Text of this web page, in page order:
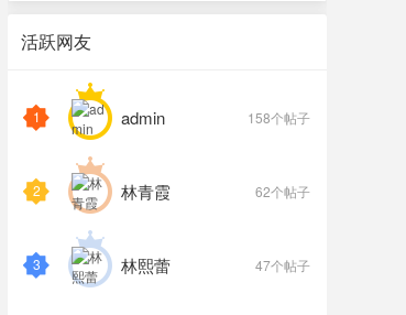
活跃网友
1 admin 158个帖子
2 林青霞 62个帖子
3 林熙蕾 47个帖子